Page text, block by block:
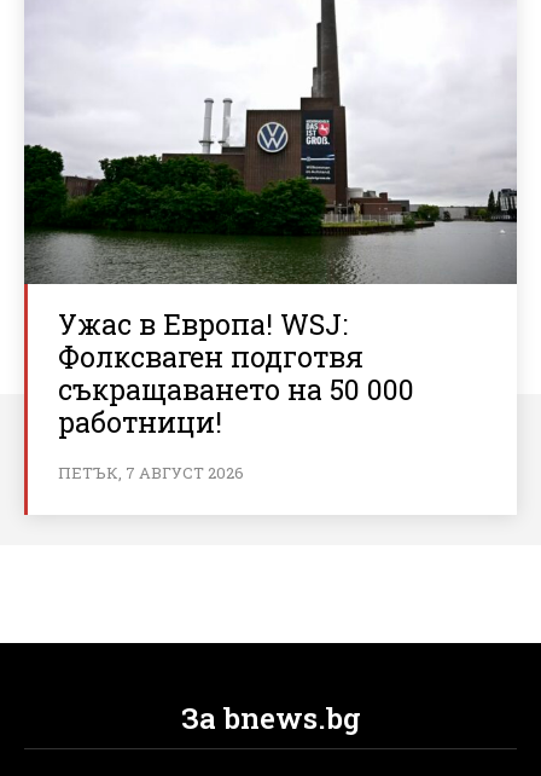
Ужас в Европа! WSJ:
Фолксваген подготвя
съкращаването на 50 000
работници!
ПЕТЪК, 7 АВГУСТ 2026
За bnews.bg